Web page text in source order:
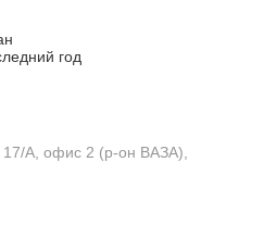
год
17/А, офис 2 (р-он ВАЗА),